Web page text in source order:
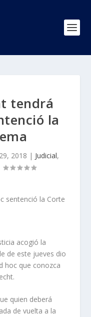
tendrá
la
2018 | Judicial,
acogió la
de este jueves dio
hoc que conozca
quien deberá
de vuelta a la